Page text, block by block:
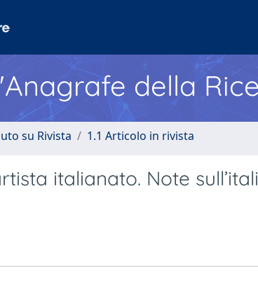
della
su Rivista 1.1 Articolo in rivista
italianato. Note